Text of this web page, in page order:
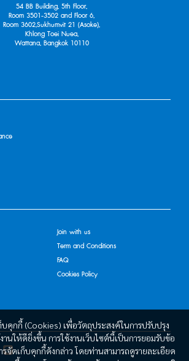
บคุกกี้ (Cookies) เพื่อวัตถุประสงค์ในการปรับปรุง
นให้ดียิ่งขึ้น การใช้งานเว็บไซต์นี้เป็นการยอมรับข้อ
จัดเก็บคุกกี้ดังกล่าว โดยท่านสามารถดูรายละเอียด
54 BB Building, 5th Floor,
Room 3501-3502 and Floor 6,
Room 3602,Sukhumvit 21 (Asoke),
Khlong Toei Nuea,
Wattana, Bangkok 10110
Join with us
Term and Conditions
FAQ
Cookies Policy